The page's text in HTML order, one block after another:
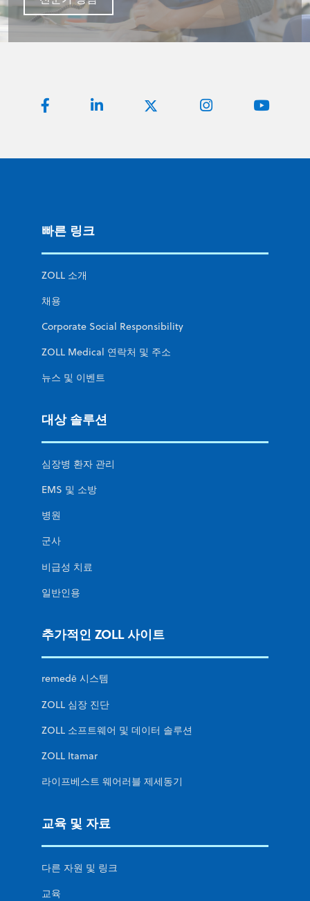
빠른 링크
ZOLL 소개
채용
Corporate Social Responsibility
ZOLL Medical 연락처 및 주소
뉴스 및 이벤트
대상 솔루션
심장병 환자 관리
EMS 및 소방
병원
군사
비급성 치료
일반인용
추가적인 ZOLL 사이트
remedē 시스템
ZOLL 심장 진단
ZOLL 소프트웨어 및 데이터 솔루션
ZOLL Itamar
라이프베스트 웨어러블 제세동기
교육 및 자료
다른 자원 및 링크
교육